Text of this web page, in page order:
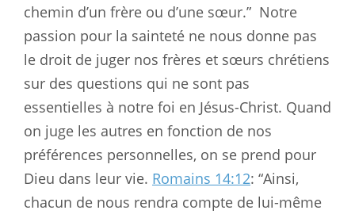
chemin d’un frère ou d’une sœur.” Notre
passion pour la sainteté ne nous donne pas
le droit de juger nos frères et sœurs chrétiens
sur des questions qui ne sont pas
essentielles à notre foi en Jésus-Christ. Quand
on juge les autres en fonction de nos
préférences personnelles, on se prend pour
Dieu dans leur vie. Romains 14:12: “Ainsi,
chacun de nous rendra compte de lui-même